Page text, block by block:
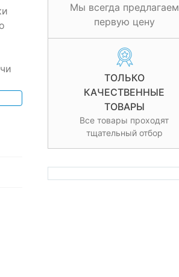
Мы всегда предлагаем
первую цену
ТОЛЬКО
КАЧЕСТВЕННЫЕ
ТОВАРЫ
Все товары проходят
тщательный отбор